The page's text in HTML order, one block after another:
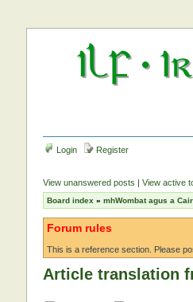
Login Register
View unanswered posts | View active
Board index » mhWombat agus a
Forum rules
This is a reference section. Please
Article translation